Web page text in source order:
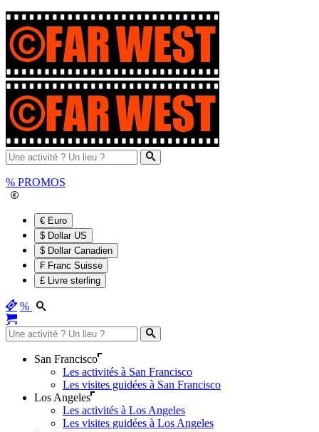
% PROMOS
€ Euro
$ Dollar US
$ Dollar Canadien
₣ Franc Suisse
£ Livre sterling
%
San Francisco
Les activités à San Francisco
Les visites guidées à San Francisco
Los Angeles
Les activités à Los Angeles
Les visites guidées à Los Angeles